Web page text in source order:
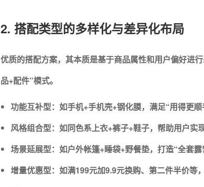
2. 搭配类型的多样化与差异化布局
优质的搭配方案，其本质是基于商品属性和用户偏好进
品+配件”模式。
功能互补型：如手机+手机壳+钢化膜，满足“用得更顺
风格组合型：如同色系上衣+裤子+鞋子，帮助用户实
场景延展型：如户外帐篷+睡袋+野餐垫，打造“全套露
增量优惠型：如满199元加9.9元换购、第二件半价等